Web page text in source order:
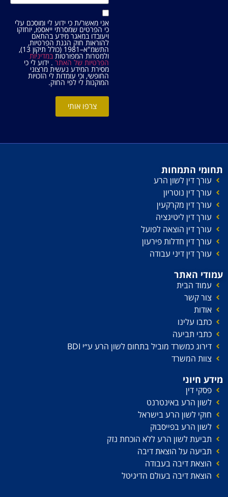
אני מאשר/ת כי ידוע לי ומוסכם עלי
כי הפרטים שמסרתי ייאספו, יוחזקו
ויעובדו במאגר מידע בהתאם
להוראות חוק הגנת הפרטיות,
התשמ"א–1981 (כולל תיקון 13),
ולמטרות המפורטותבמדיניות
הפרטיות של האתר . ידוע לי כי
מסירת המידע נעשית מרצוני
החופשי, וכי עומדות לי הזכויות
המוקנות לי לפי החוק.
צרפו אותי
תחומי התמחות
עורך דין לשון הרע
עורך דין נוטריון
עורך דין מקרקעין
עורך דין ליטיגציה
עורך דין הוצאה לפועל
עורך דין חדלות פירעון
עורך דין דיני עבודה
עמודי האתר
עמוד הבית
צור קשר
אודות
כתבו עלינו
כתבי תביעה
דירוג כמשרד מוביל בתחום לשון הרע ע׳׳י BDI
צוות המשרד
מידע חיוני
פסקי דין
לשון הרע באינטרנט
חוקי לשון הרע בישראל
לשון הרע בפייסבוק
תביעת לשון הרע ללא הוכחת נזק
תביעה על הוצאת דיבה
הוצאת דיבה בעבודה
הוצאת דיבה בעולם הדיגיטל